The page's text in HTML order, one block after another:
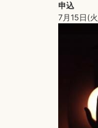
申込
7月15日(